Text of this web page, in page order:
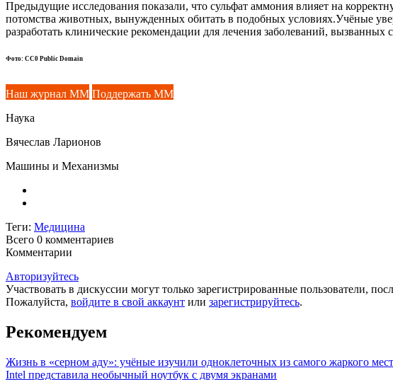
Предыдущие исследования показали, что сульфат аммония влияет на
потомства животных, вынужденных обитать в подобных условиях.Учёные
разработать клинические рекомендации для лечения заболеваний, вызванных
Фото: CC0 Public Domain
Наш журнал ММ Поддержать ММ
Наука
Вячеслав Ларионов
Машины и Механизмы
Теги: Медицина
Всего 0 комментариев
Комментарии
Авторизуйтесь
Участвовать в дискуссии могут только зарегистрированные пользователи,
Пожалуйста, войдите в свой аккаунт или зарегистрируйтесь.
Рекомендуем
Жизнь в «серном аду»: учёные изучили одноклеточных из самого жаркого
Intel представила необычный ноутбук с двумя экранами